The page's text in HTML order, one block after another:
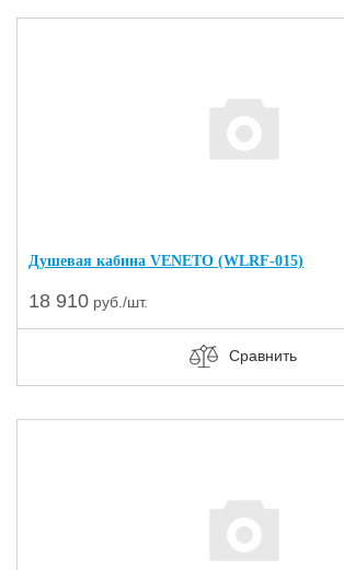
Душевая кабина VENETO (WLRF-015)
18 910 руб./шт.
Сравнить